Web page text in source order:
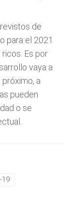
de
para el 2021
Es por
vaya a
a
pueden
o se
19